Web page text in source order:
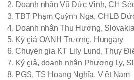
2. Doanh nhân Vũ Đức Vinh, CH
3. TBT Phạm Quỳnh Nga, CHLB
4. Doanh nhân Thu Hương, Slovakia
5. Ký giả OANH Trương, Hungary
6. Chuyên gia KT Lily Lund, Thụy
7. Ký giả, doanh nhân Phương Ly,
8. PGS, TS Hoàng Nghĩa, Việt Nam